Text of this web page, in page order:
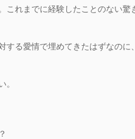
れまでに経験したことのない
る愛情で埋めてきたはずなの
。